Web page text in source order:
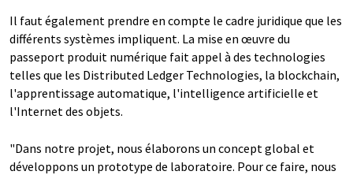
Il faut également prendre en compte le cadre juridique que les
différents systèmes impliquent. La mise en œuvre du
passeport produit numérique fait appel à des technologies
telles que les Distributed Ledger Technologies, la blockchain,
l'apprentissage automatique, l'intelligence artificielle et
l'Internet des objets.
"Dans notre projet, nous élaborons un concept global et
développons un prototype de laboratoire. Pour ce faire, nous